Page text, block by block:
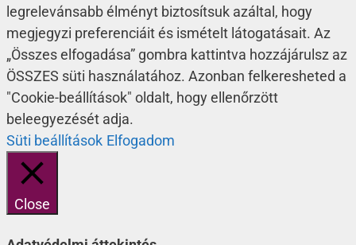
legrelevánsabb élményt biztosítsuk azáltal, hogy
megjegyzi preferenciáit és ismételt látogatásait. Az
„Összes elfogadása” gombra kattintva hozzájárulsz az
ÖSSZES süti használatához. Azonban felkeresheted a
"Cookie-beállítások" oldalt, hogy ellenőrzött
beleegyezését adja.
Süti beállítások Elfogadom
Close